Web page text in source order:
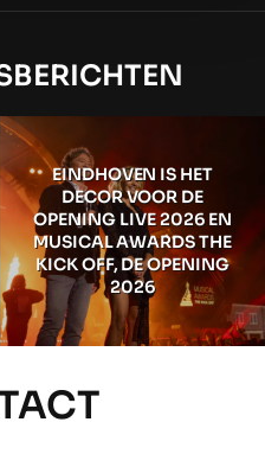
EINDHOVEN IS HET
DECOR VOOR DE
OPENING LIVE 2026 EN
MUSICAL AWARDS THE
KICK OFF, DE OPENING
2026